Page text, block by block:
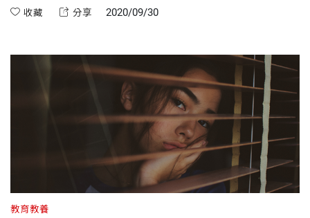
收藏 分享 2020/09/30
教育教養